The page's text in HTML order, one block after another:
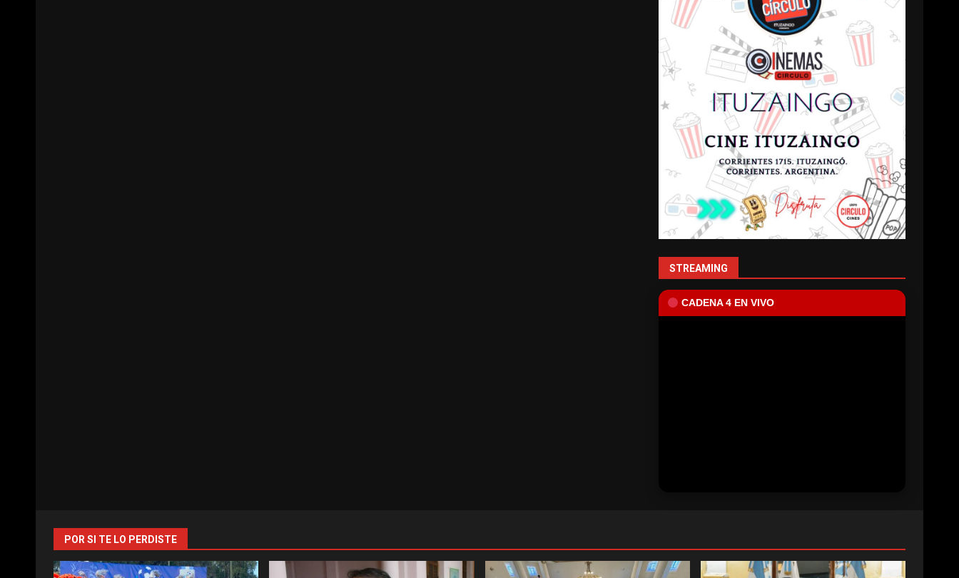
STREAMING
CADENA 4 EN VIVO
POR SI TE LO PERDISTE